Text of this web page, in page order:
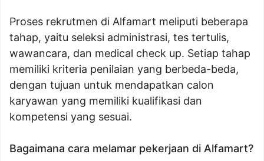
Proses rekrutmen di Alfamart meliputi beberapa
tahap, yaitu seleksi administrasi, tes tertulis,
wawancara, dan medical check up. Setiap tahap
memiliki kriteria penilaian yang berbeda-beda,
dengan tujuan untuk mendapatkan calon
karyawan yang memiliki kualifikasi dan
kompetensi yang sesuai.
Bagaimana cara melamar pekerjaan di Alfamart?